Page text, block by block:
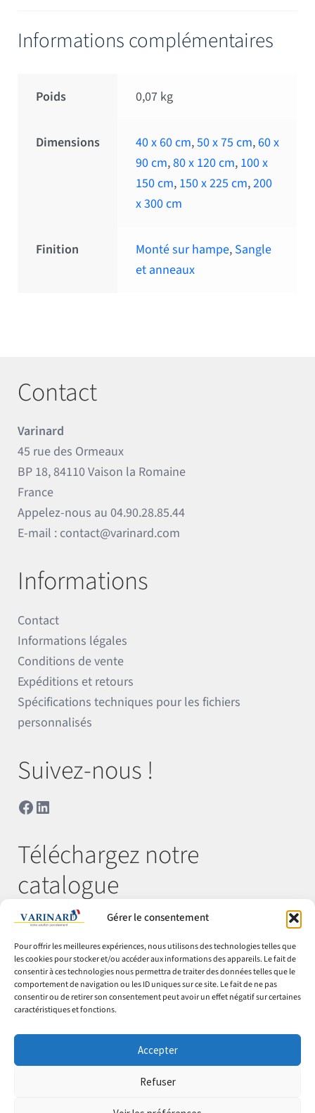
Gérer le consentement
Pour offrir les meilleures expériences, nous utilisons des technologies telles que
les cookies pour stocker et/ou accéder aux informations des appareils. Le fait de
consentir à ces technologies nous permettra de traiter des données telles que le
comportement de navigation ou les ID uniques sur ce site. Le fait de ne pas
consentir ou de retirer son consentement peut avoir un effet négatif sur certaines
caractéristiques et fonctions.
Accepter
Refuser
Informations complémentaires
Poids 0,07 kg
Dimensions 40 x 60 cm,50 x 75 cm,60 x
90 cm,80 x 120 cm, 100 x
150 cm, 150 x 225 cm,200
x 300 cm
Finition Monté sur hampe, Sangle
et anneaux
Contact
Varinard
45 rue des Ormeaux
BP 18, 84110 Vaison la Romaine
France
Appelez-nous au04.90.28.85.44
E-mail : contact@varinard.com
Informations
Contact
Informations légales
Conditions de vente
Expéditions et retours
Spécifications techniques pour les fichiers
personnalisés
Suivez-nous !
Facebook
LinkedIn
Téléchargez notre
catalogue
© Varinard 2026